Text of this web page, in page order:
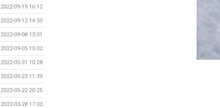
2022-09-19 16:12
2022-09-12 14:50
2022-09-08 13:01
2022-09-05 15:02
2022-05-31 10:28
2022-05-23 11:39
2022-05-22 20:25
2022-03-28 17:03